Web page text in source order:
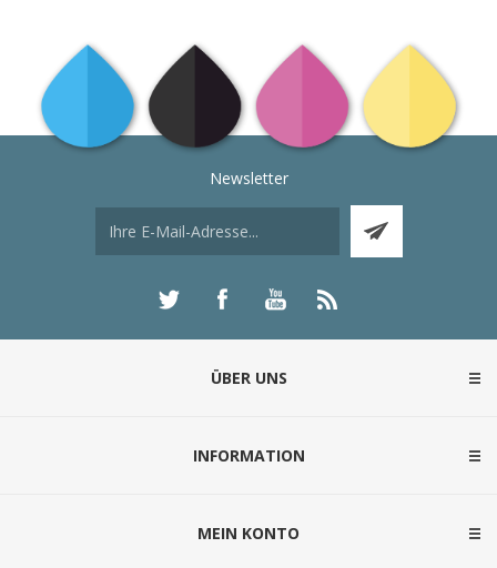
Newsletter
ÜBER UNS
INFORMATION
MEIN KONTO